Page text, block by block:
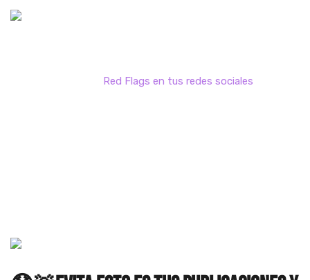
Red Flags en tus redes sociales